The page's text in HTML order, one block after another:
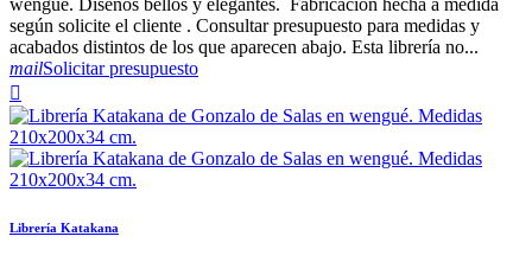
según solicite el cliente . Consultar presupuesto para medidas y
acabados distintos de los que aparecen abajo. Esta librería no...
mailSolicitar presupuesto

Librería Katakana